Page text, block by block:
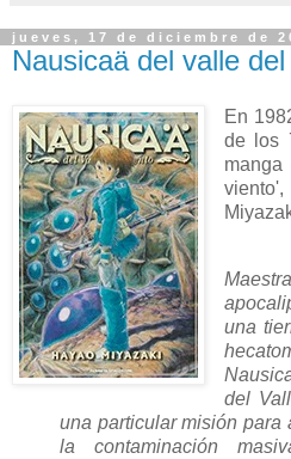
jueves, 17 de diciembre de
Nausicaä del valle
En
de los
manga
una
del
una particular misión para
la contaminación